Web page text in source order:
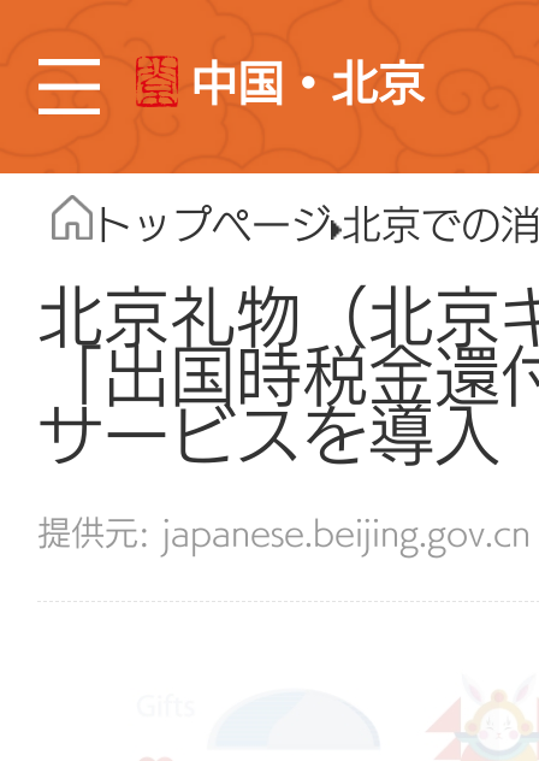
中国・北京
トップページ 北京での
北京礼物（北京
「出国時税金
サービスを導入
japanese.beijing.gov.cn